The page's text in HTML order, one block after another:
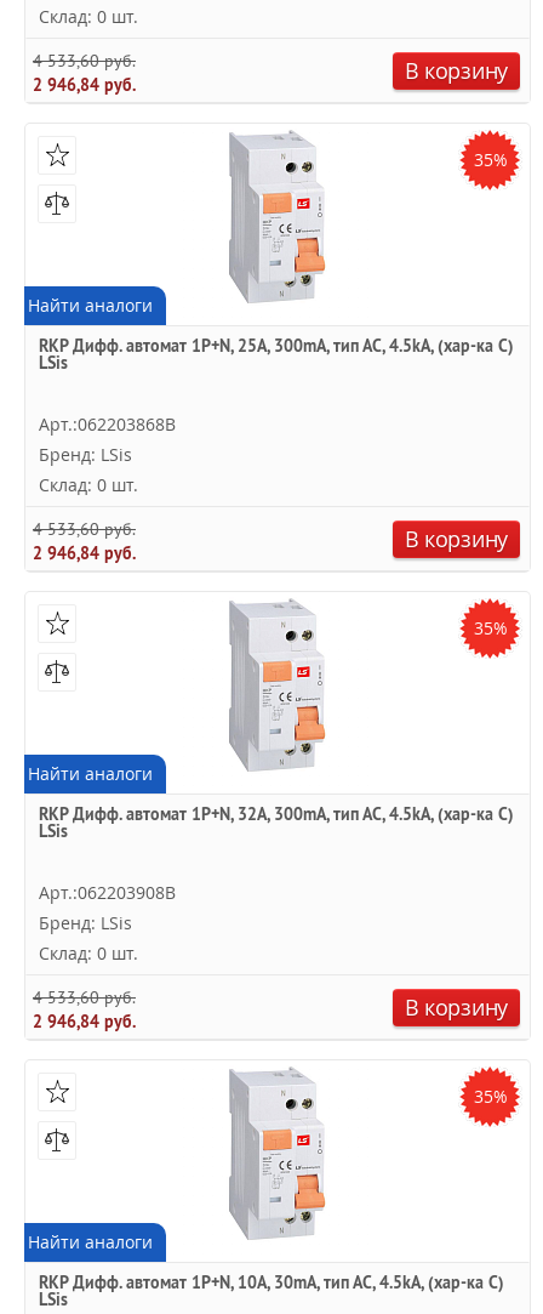
Склад: 0 шт.
4 533,60 руб.
2 946,84 руб.
В корзину
35%
Найти аналоги
RKP Дифф. автомат 1P+N, 25A, 300mA, тип АC, 4.5kA, (хар-ка C)
LSis
Арт.:062203868B
Бренд: LSis
Склад: 0 шт.
4 533,60 руб.
2 946,84 руб.
В корзину
35%
Найти аналоги
RKP Дифф. автомат 1P+N, 32A, 300mA, тип АC, 4.5kA, (хар-ка C)
LSis
Арт.:062203908B
Бренд: LSis
Склад: 0 шт.
4 533,60 руб.
2 946,84 руб.
В корзину
35%
Найти аналоги
RKP Дифф. автомат 1P+N, 10A, 30mA, тип АC, 4.5kA, (хар-ка C)
LSis